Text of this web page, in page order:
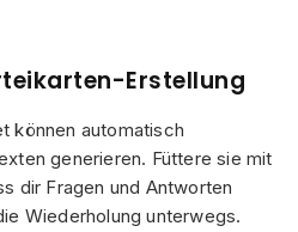
Erstellung
können automatisch
generieren. Füttere sie mit
dir Fragen und Antworten
Wiederholung unterwegs.